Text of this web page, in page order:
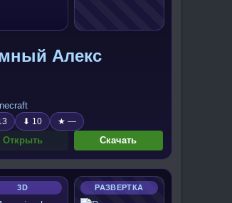
Алекс
⬇ 10 ★ —
Открыть Скачать
3D РАЗВЕРТКА